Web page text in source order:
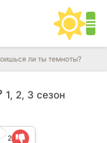
ли ты темноты?
1, 2, 3 сезон
2